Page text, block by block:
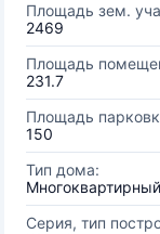
Площадь зем.
2469
Площадь
231.7
Площадь
150
Тип дома:
Серия, тип